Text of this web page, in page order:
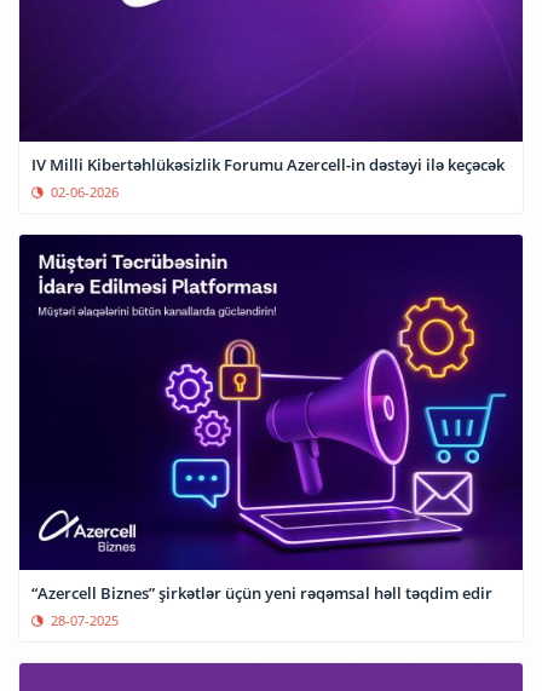
IV Milli Kibertəhlükəsizlik Forumu Azercell-in dəstəyi ilə keçəcək
02-06-2026
“Azercell Biznes” şirkətlər üçün yeni rəqəmsal həll təqdim edir
28-07-2025